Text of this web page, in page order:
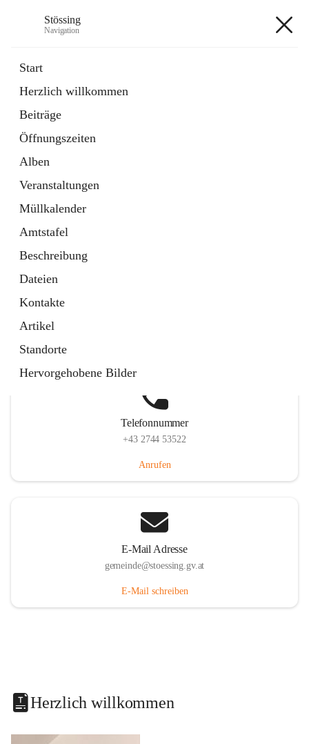
Stössing
Navigation
Start
Herzlich willkommen
Beiträge
Öffnungszeiten
Alben
Veranstaltungen
Müllkalender
Amtstafel
Beschreibung
Dateien
Kontakte
Artikel
Standorte
Hervorgehobene Bilder
Datei
in
Tab
Kindergarten
öffnet
in
neuem
Tab
Telefonnummer
+43 2744 53522
Anrufen
E-Mail Adresse
gemeinde@stoessing.gv.at
E-Mail schreiben
Herzlich willkommen